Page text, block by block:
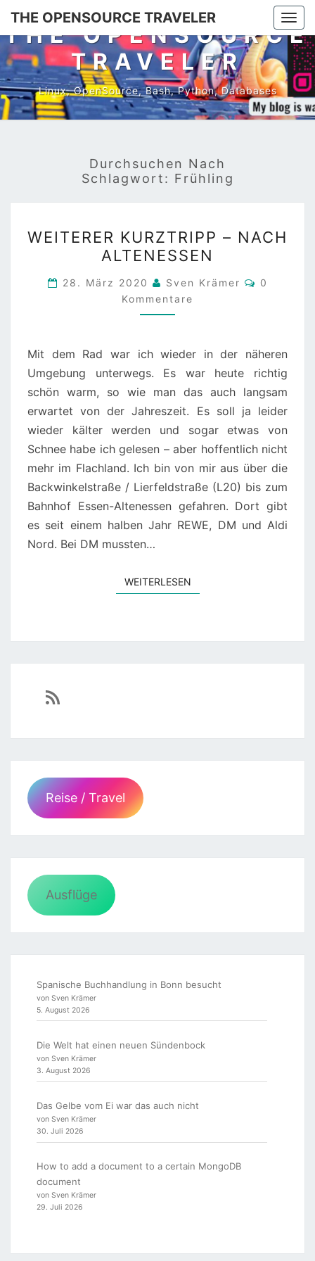
Skip
content
THE OPENSOURCE TRAVELER
THE OPENSOURCE
TRAVELER
Linux, OpenSource, Bash, Python, Databases
Durchsuchen Nach
Schlagwort: Frühling
KURZTRIPP
–
NACH
ALTENESSEN
WEITERER KURZTRIPP – NACH
ALTENESSEN
28. März 2020 Sven Krämer
0
Kommentare
Mit dem Rad war ich wieder in der näheren
Umgebung unterwegs. Es war heute richtig
schön warm, so wie man das auch langsam
erwartet von der Jahreszeit. Es soll ja leider
wieder kälter werden und sogar etwas von
Schnee habe ich gelesen – aber hoffentlich nicht
mehr im Flachland. Ich bin von mir aus über die
Backwinkelstraße / Lierfeldstraße (L20) bis zum
Bahnhof Essen-Altenessen gefahren. Dort gibt
es seit einem halben Jahr REWE, DM und Aldi
Nord. Bei DM mussten…
WEITERLESENWEITERLESEN
https://sven-essen.de/feed/
Reise / Travel
Ausflüge
Spanische Buchhandlung in Bonn besucht
von Sven Krämer
5. August 2026
Die Welt hat einen neuen Sündenbock
von Sven Krämer
3. August 2026
Das Gelbe vom Ei war das auch nicht
von Sven Krämer
30. Juli 2026
How to add a document to a certain MongoDB
document
von Sven Krämer
29. Juli 2026